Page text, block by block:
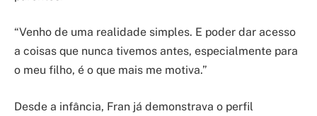
“Venho de uma realidade simples. E poder dar acesso
a coisas que nunca tivemos antes, especialmente para
o meu filho, é o que mais me motiva.”
Desde a infância, Fran já demonstrava o perfil